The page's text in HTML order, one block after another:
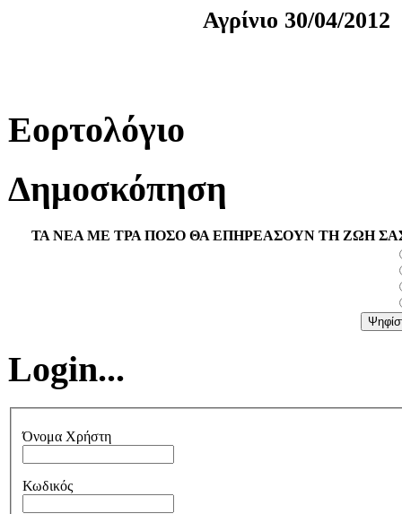
Αγρίνιο 30/04/2012
Εορτολόγιο
Δημοσκόπηση
ΤΑ ΝΕΑ ΜΕ ΤΡΑ ΠΟΣΟ ΘΑ ΕΠΗΡΕΑΣΟΥΝ ΤΗ ΖΩΗ
Login...
Όνομα Χρήστη
Κωδικός